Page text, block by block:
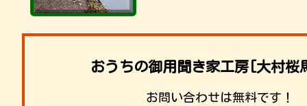
おうちの御用聞き家工房[大村桜
お問い合わせは無料です！